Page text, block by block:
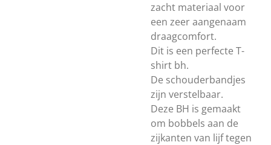
zacht materiaal voor
een zeer aangenaam
draagcomfort.
Dit is een perfecte T-
shirt bh.
De schouderbandjes
zijn verstelbaar.
Deze BH is gemaakt
om bobbels aan de
zijkanten van lijf tegen